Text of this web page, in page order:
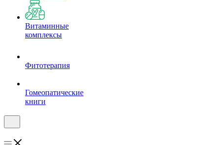
Витаминные
комплексы
Фитотерапия
Гомеопатические
книги